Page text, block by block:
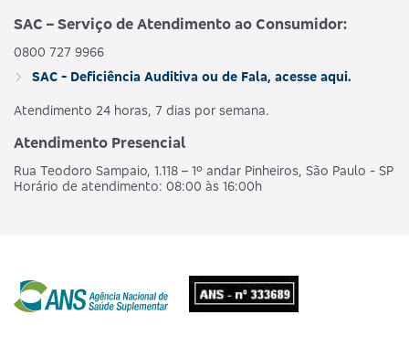
SAC – Serviço de Atendimento ao Consumidor:
0800 727 9966
SAC - Deficiência Auditiva ou de Fala, acesse aqui.
Atendimento 24 horas, 7 dias por semana.
Atendimento Presencial
Rua Teodoro Sampaio, 1.118 – 1º andar Pinheiros, São Paulo - SP
Horário de atendimento: 08:00 às 16:00h